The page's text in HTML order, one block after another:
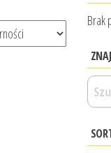
Brak